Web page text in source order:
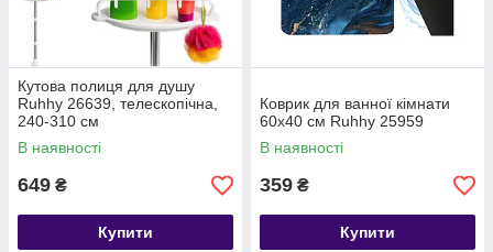
Кутова полиця для душу
Ruhhy 26639, телескопічна,
240-310 см
В наявності
649 ₴
Купити
Коврик для ванної кімнати
60x40 см Ruhhy 25959
В наявності
359 ₴
Купити